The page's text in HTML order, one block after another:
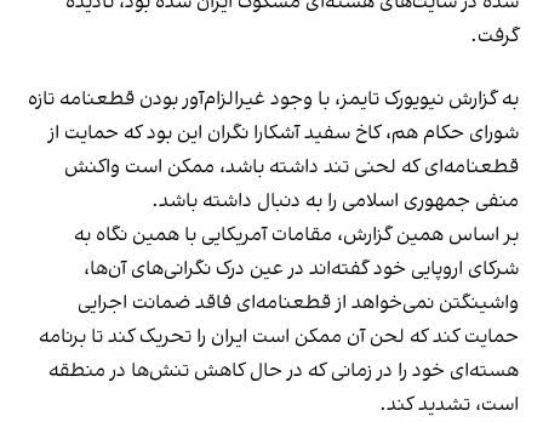
گرفت.
به گزارش نیویورک تایمز، با وجود غیرالزام‌آور بودن قطعنامه تازه
شورای حکام هم، کاخ سفید آشکارا نگران این بود که حمایت از
قطعنامه‌ای که لحنی تند داشته باشد، ممکن است واکنش
منفی جمهوری اسلامی را به دنبال داشته باشد.
بر اساس همین گزارش، مقامات آمریکایی با همین نگاه به
شرکای اروپایی خود گفته‌اند در عین درک نگرانی‌های آن‌ها،
واشینگتن نمی‌خواهد از قطعنامه‌ای فاقد ضمانت اجرایی
حمایت کند که لحن آن ممکن است ایران را تحریک کند تا برنامه
هسته‌ای خود را در زمانی که در حال کاهش تنش‌ها در منطقه
است، تشدید کند.